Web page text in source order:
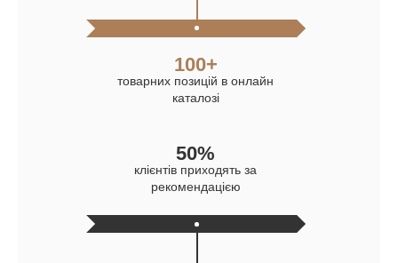
100+
товарних позицій в онлайн
каталозі
50%
клієнтів приходять за
рекомендацією